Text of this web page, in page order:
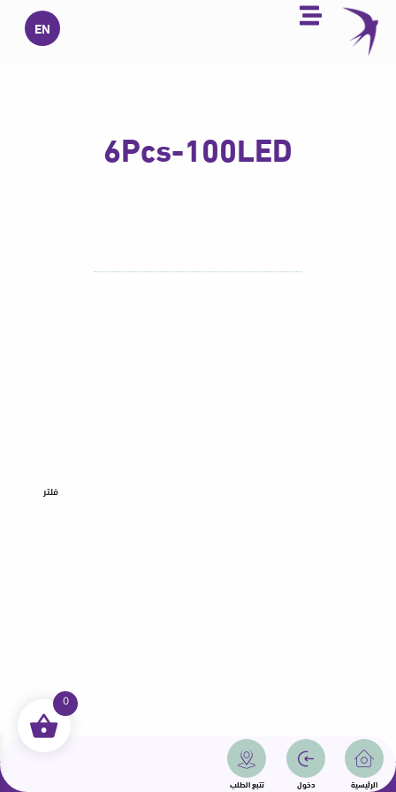
تخطي
المحتوى
EN
الرئيسية دخول تتبع الطلب
6Pcs-100LED
فلتر
جميع الحقوق محفوظة | سمامة 2025 | دولة قطر
0